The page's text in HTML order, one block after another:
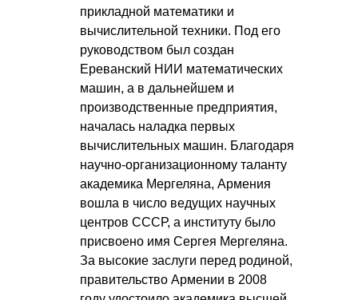
прикладной математики и
вычислительной техники. Под его
руководством был создан
Ереванский НИИ математических
машин, а в дальнейшем и
производственные предприятия,
началась наладка первых
вычислительных машин. Благодаря
научно-организационному таланту
академика Мергеляна, Армения
вошла в число ведущих научных
центров СССР, а институту было
присвоено имя Сергея Мергеляна.
За высокие заслуги перед родиной,
правительство Армении в 2008